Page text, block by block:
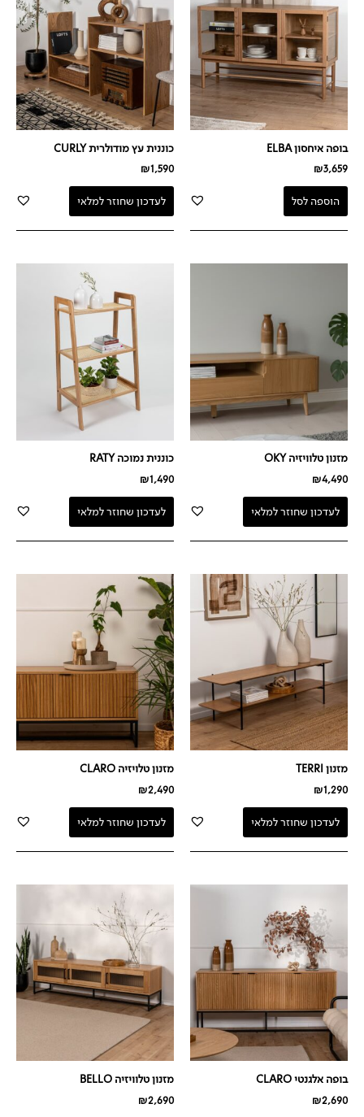
בופה איחסון ELBA
₪3,659
הוספה לסל
כוננית עץ מודולרית CURLY
₪1,590
לעדכון שחוזר למלאי
מזנון טלוויזיה OKY
₪4,490
לעדכון שחוזר למלאי
כוננית נמוכה RATY
₪1,490
לעדכון שחוזר למלאי
מזנון TERRI
₪1,290
לעדכון שחוזר למלאי
מזנון טלויזיה CLARO
₪2,490
לעדכון שחוזר למלאי
בופה אלגנטי CLARO
₪2,690
מזנון טלוויזיה BELLO
₪2,690